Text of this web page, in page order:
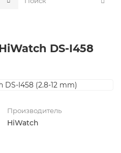
DS-I458
Производитель
HiWatch